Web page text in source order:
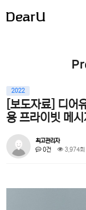
2022
[보도자료] 디어
용 프라이빗 메
최고관리자
0건
3,974회